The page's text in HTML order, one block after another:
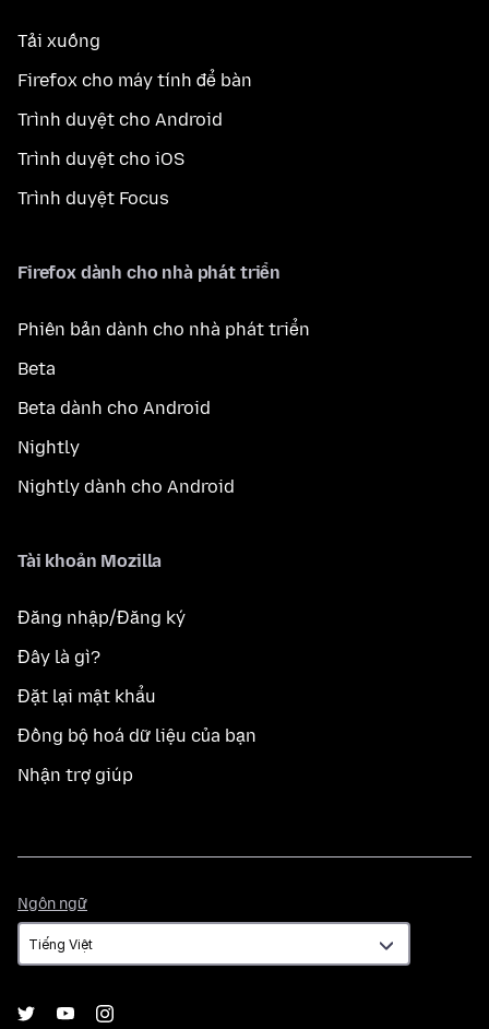
Tải xuống
Firefox cho máy tính để bàn
Trình duyệt cho Android
Trình duyệt cho iOS
Trình duyệt Focus
Firefox dành cho nhà phát triển
Phiên bản dành cho nhà phát triển
Beta
Beta dành cho Android
Nightly
Nightly dành cho Android
Tài khoản Mozilla
Đăng nhập/Đăng ký
Đây là gì?
Đặt lại mật khẩu
Đồng bộ hoá dữ liệu của bạn
Nhận trợ giúp
Ngôn ngữ
ngữ